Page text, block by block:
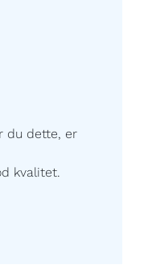
du dette, er
kvalitet.